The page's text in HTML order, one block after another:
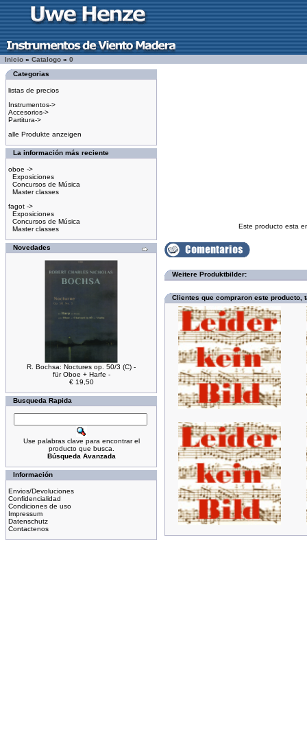
Inicio » Catalogo » 0
Categorias
listas de precios
Instrumentos->
Accesorios->
Partitura->
alle Produkte anzeigen
La información más reciente
oboe ->
Exposiciones
Concursos de Música
Master classes
fagot ->
Exposiciones
Concursos de Música
Master classes
Novedades
R. Bochsa: Noctures op. 50/3 (C) -
für Oboe + Harfe -
€ 19,50
Busqueda Rapida
Use palabras clave para encontrar el
producto que busca.
Búsqueda Avanzada
Información
Envios/Devoluciones
Confidencialidad
Condiciones de uso
Impressum
Datenschutz
Contactenos
Este producto esta
Weitere Produktbilder:
Clientes que compraron este producto,